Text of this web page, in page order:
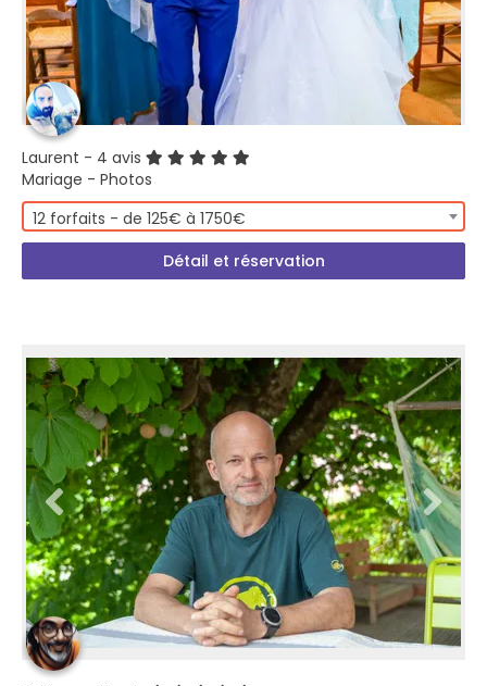
Laurent - 4 avis
Mariage - Photos
12 forfaits - de 125€ à 1750€
Détail et réservation